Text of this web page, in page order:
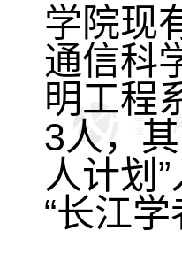
学院现
通信科
明工程
3人，
人计划
“长江